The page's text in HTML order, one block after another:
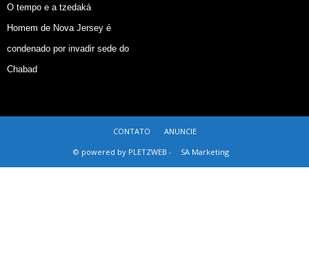
O tempo e a tzedaká
Homem de Nova Jersey é
condenado por invadir sede do
Chabad
CONTATO
ANUNCIE
© powered by PLETZWEB -
SA Marketing